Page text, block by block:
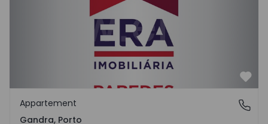
Gandra, Porto
Appartement
Gandra, Porto